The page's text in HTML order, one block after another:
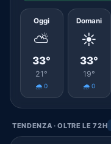
Oggi
⛅
33°
21°
🌧️ 0
Domani
☀️
33°
19°
🌧️ 0
TENDENZA · OLTRE LE 72H